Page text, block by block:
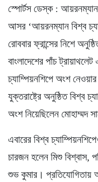
স্পোর্টস ডেস্ক : আয়রনম্যান
আসর ‘আয়রনম্যান বিশ্ব
রোববার ফ্রান্সের নিশে
বাংলাদেশের পাঁচ
চ্যাম্পিয়নশিপে অংশ
যুক্তরাষ্ট্রে অনুষ্ঠিত বিশ্ব
অংশ নিয়েছিলেন মোহাম্মদ
এবারের বিশ্ব
চারজন হলেন মিশু বিশ্বাস,
শুভ কুমার। প্রতিযোগিতায়